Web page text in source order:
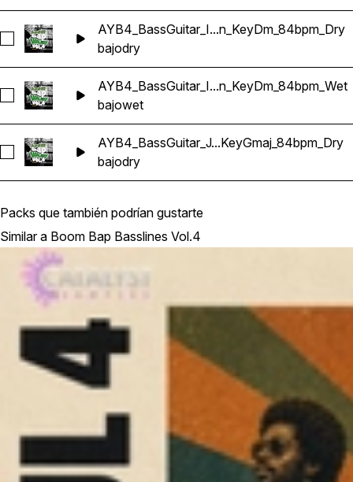
Seleccionar AYB4_BassGuitar_Invitation_KeyDm_84bpm_Dry
AYB4_BassGuitar_I...n_KeyDm_84bpm_Dry
bajodry
Seleccionar AYB4_BassGuitar_Invitation_KeyDm_84bpm_Wet
AYB4_BassGuitar_I...n_KeyDm_84bpm_Wet
bajowet
Seleccionar AYB4_BassGuitar_Jollies_KeyGmaj_84bpm_Dry
AYB4_BassGuitar_J...KeyGmaj_84bpm_Dry
bajodry
Packs que también podrían gustarte
Similar a Boom Bap Basslines Vol.4